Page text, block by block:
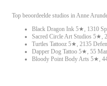
Top beoordeelde studios in Anne
Black Dragon Ink 5★, 1310
Sacred Circle Art Studios 5★,
Turtles Tattooz 5★, 2135
Dapper Dog Tattoo 5★, 55
Bloody Point Body Arts 5★,